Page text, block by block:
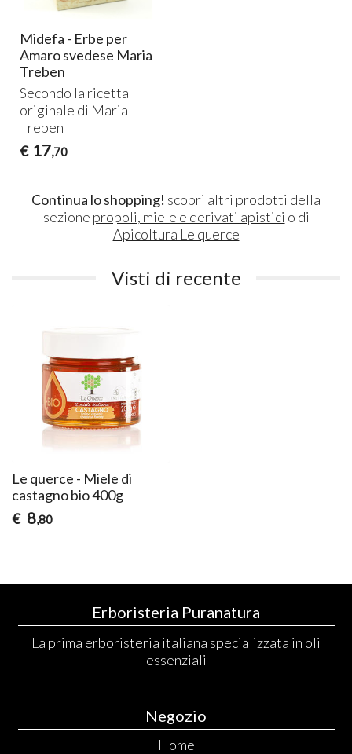
Midefa - Erbe per
Amaro svedese Maria
Treben
Secondo la ricetta
originale di Maria
Treben
€ 17,70
Continua lo shopping! scopri altri prodotti della
sezione propoli, miele e derivati apistici o di
Apicoltura Le querce
Visti di recente
Le querce - Miele di
castagno bio 400g
€ 8,80
Erboristeria Puranatura
La prima erboristeria italiana specializzata in oli
essenziali
Negozio
Home